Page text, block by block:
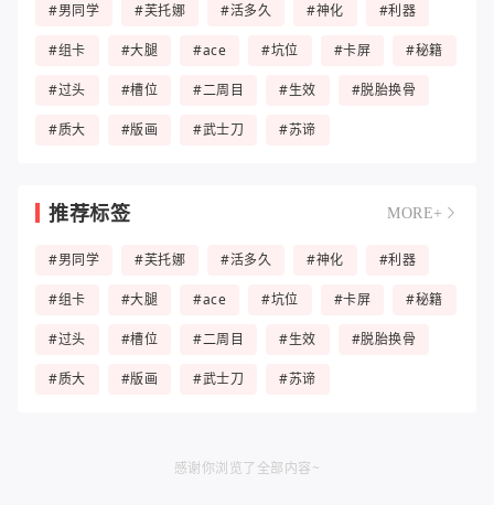
#男同学 #芙托娜 #活多久 #神化 #利器
#组卡 #大腿 #ace #坑位 #卡屏 #秘籍
#过头 #槽位 #二周目 #生效 #脱胎换骨
#质大 #版画 #武士刀 #苏谛
推荐标签 MORE+
#男同学 #芙托娜 #活多久 #神化 #利器
#组卡 #大腿 #ace #坑位 #卡屏 #秘籍
#过头 #槽位 #二周目 #生效 #脱胎换骨
#质大 #版画 #武士刀 #苏谛
感谢你浏览了全部内容~